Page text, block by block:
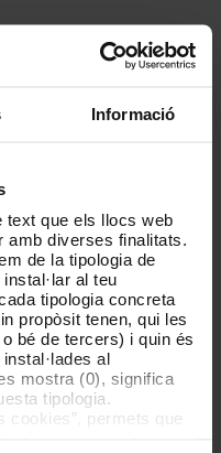
Informació
text que els llocs web
amb diverses finalitats.
de la tipologia de
al teu
tipologia concreta
propòsit tenen, qui les
bé de tercers) i quin és
al
mostra (0), significa
tipologia.
cookies”, permets que
gaudir d’un descompte
de descompte
Bus Turístic
sobre aquest servei